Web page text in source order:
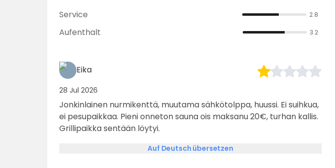
Service 2.8
Aufenthalt 3.2
Eika
28 Jul 2026
Jonkinlainen nurmikenttä, muutama sähkötolppa, huussi. Ei suihkua,
ei pesupaikkaa. Pieni onneton sauna ois maksanu 20€, turhan kallis.
Grillipaikka sentään löytyi.
Auf Deutsch übersetzen